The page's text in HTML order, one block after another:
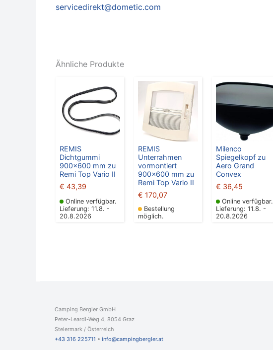
servicedirekt@dometic.com
Ähnliche Produkte
REMIS
Dichtgummi
900×600 mm zu
Remi Top Vario II
€ 43,39
Online verfügbar.
Lieferung: 11.8. -
20.8.2026
REMIS
Unterrahmen
vormontiert
900×600 mm zu
Remi Top Vario II
€ 170,07
Bestellung
möglich.
Milenco
Spiegelkopf zu
Aero Grand
Convex
€ 36,45
Online verfügbar.
Lieferung: 11.8. -
20.8.2026
Camping Bergler GmbH
Peter-Leardi-Weg 4, 8054 Graz
Steiermark / Österreich​
+43 316 225711 ​ • info@campingbergler.at​